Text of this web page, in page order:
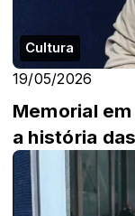
Cultura
19/05/2026
Memorial
a história